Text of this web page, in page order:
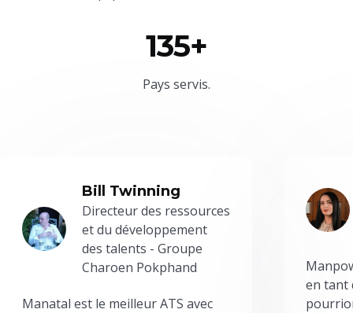
135+
Pays servis.
Bill Twinning
Directeur des ressources
et du développement
des talents - Groupe
Charoen Pokphand
Manatal est le meilleur ATS avec
en tant